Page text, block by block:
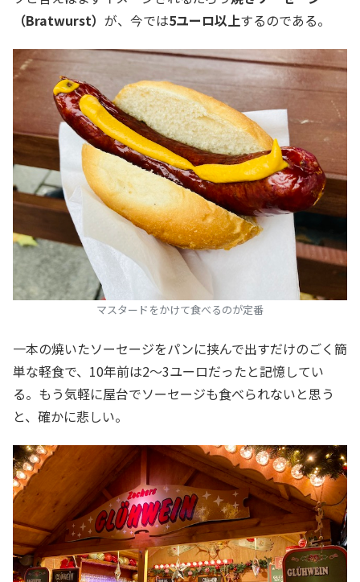
（Bratwurst） が、今では5ユーロ以上するのである。
マスタードをかけて食べるのが定番
一本の焼いたソーセージをパンに挟んで出すだけのごく簡
単な軽食で、10年前は2～3ユーロだったと記憶してい
る。もう気軽に屋台でソーセージも食べられないと思う
と、確かに悲しい。